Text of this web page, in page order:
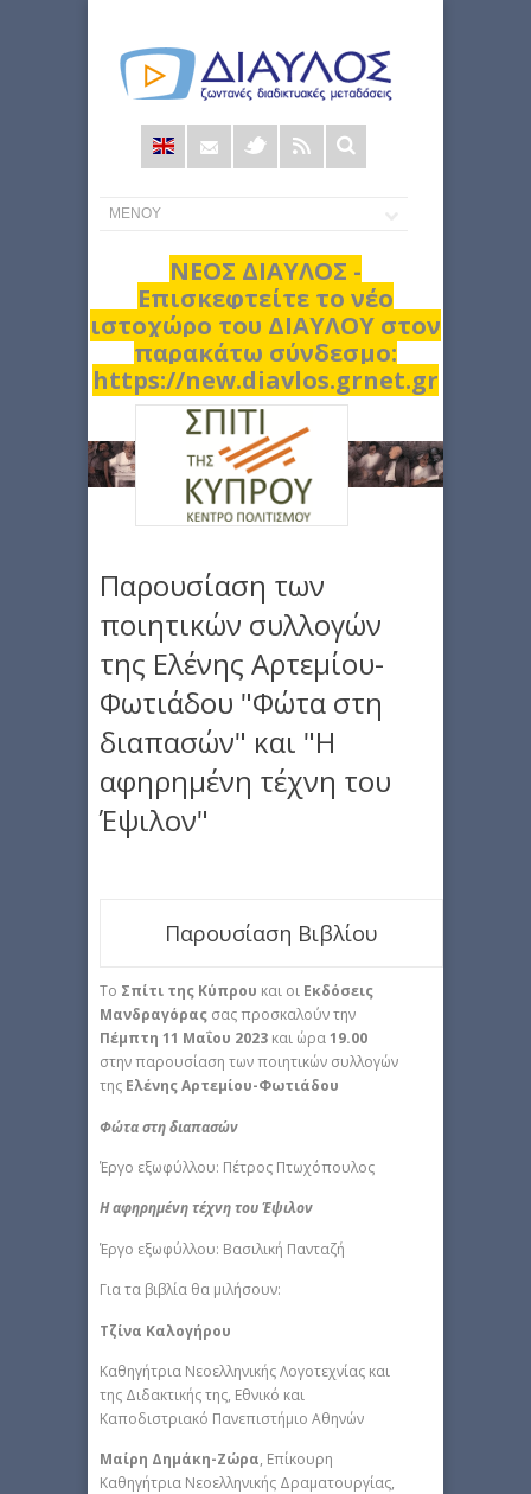
Φόρμα
αναζήτησης
ΝΕΟΣ ΔΙΑΥΛΟΣ -
Επισκεφτείτε το νέο
ιστοχώρο του ΔΙΑΥΛΟΥ στον
παρακάτω σύνδεσμο:
https://new.diavlos.grnet.gr
Παρουσίαση των
ποιητικών συλλογών
της Ελένης Αρτεμίου-
Φωτιάδου "Φώτα στη
διαπασών" και "Η
αφηρημένη τέχνη του
Έψιλον"
Παρουσίαση Βιβλίου
Το Σπίτι της Κύπρου και οι Εκδόσεις
Μανδραγόρας σας προσκαλούν την
Πέμπτη 11 Μαΐου 2023 και ώρα19.00
στην παρουσίαση των ποιητικών συλλογών
της Ελένης Αρτεμίου-Φωτιάδου
Φώτα στη διαπασών
Έργο εξωφύλλου: Πέτρος Πτωχόπουλος
Η αφηρημένη τέχνη του Έψιλον
Έργο εξωφύλλου: Βασιλική Πανταζή
Για τα βιβλία θα μιλήσουν:
Τζίνα Καλογήρου
Καθηγήτρια Νεοελληνικής Λογοτεχνίας και
της Διδακτικής της, Εθνικό και
Καποδιστριακό Πανεπιστήμιο Αθηνών
Μαίρη Δημάκη-Ζώρα, Επίκουρη
Καθηγήτρια Νεοελληνικής Δραματουργίας,